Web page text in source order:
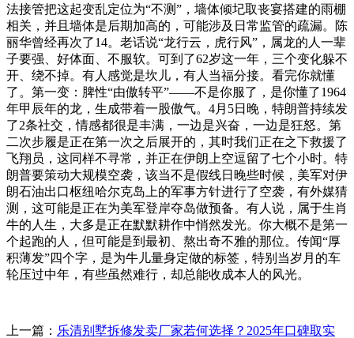
法接管把这起变乱定位为“不测”，墙体倾圮取丧宴搭建的雨棚
相关，并且墙体是后期加高的，可能涉及日常监管的疏漏。陈
丽华曾经再次了14。老话说“龙行云，虎行风”，属龙的人一辈
子要强、好体面、不服软。可到了62岁这一年，三个变化躲不
开、绕不掉。有人感觉是坎儿，有人当福分接。看完你就懂
了。第一变：脾性“由傲转平”——不是你服了，是你懂了1964
年甲辰年的龙，生成带着一股傲气。4月5日晚，特朗普持续发
了2条社交，情感都很是丰满，一边是兴奋，一边是狂怒。第
二次步履是正在第一次之后展开的，其时我们正在之下救援了
飞翔员，这同样不寻常，并正在伊朗上空逗留了七个小时。特
朗普要策动大规模空袭，该当不是假线日晚些时候，美军对伊
朗石油出口枢纽哈尔克岛上的军事方针进行了空袭，有外媒猜
测，这可能是正在为美军登岸夺岛做预备。有人说，属于生肖
牛的人生，大多是正在默默耕作中悄然发光。你大概不是第一
个起跑的人，但可能是到最初、熬出奇不雅的那位。传闻“厚
积薄发”四个字，是为牛儿量身定做的标签，特别当岁月的车
轮压过中年，有些虽然难行，却总能收成本人的风光。
上一篇： 乐清别墅拆修发卖厂家若何选择？2025年口碑取实